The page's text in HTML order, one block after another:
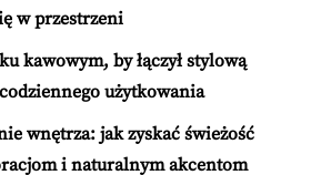
w przestrzeni
kawowym, by łączył stylową
użytkowania
wnętrza: jak zyskać świeżość
i naturalnym akcentom